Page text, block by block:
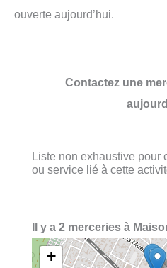
ouverte aujourd’hui.
Contactez une
Liste non exhaustive pour
ou service lié à cette
Il y a 2 merceries à
+